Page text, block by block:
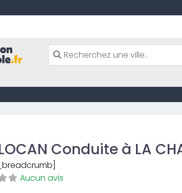
Conduite à LA
Aucun avis